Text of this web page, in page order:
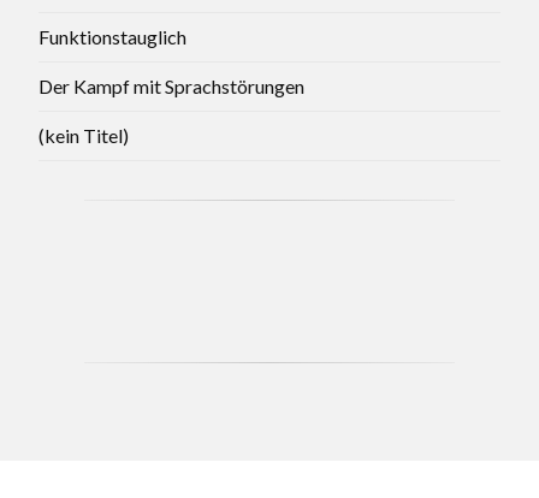
Funktionstauglich
Der Kampf mit Sprachstörungen
(kein Titel)